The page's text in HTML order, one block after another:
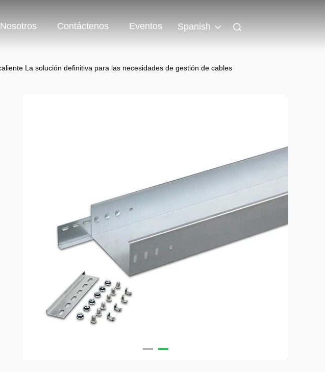
Contáctenos Eventos Spanish
La solución definitiva para las necesidades de gestión de cables